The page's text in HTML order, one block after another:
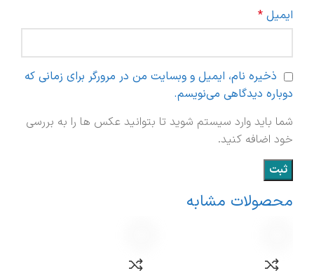
ایمیل *
ذخیره نام، ایمیل و وبسایت من در مرورگر برای زمانی که
دوباره دیدگاهی می‌نویسم.
شما باید وارد سیستم شوید تا بتوانید عکس ها را به بررسی
خود اضافه کنید.
محصولات مشابه